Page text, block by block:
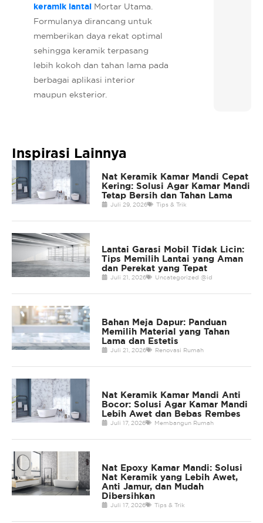
keramik lantaiMortar Utama.
Formulanya dirancang untuk
memberikan daya rekat optimal
sehingga keramik terpasang
lebih kokoh dan tahan lama pada
berbagai aplikasi interior
maupun eksterior.
Inspirasi Lainnya
Nat Keramik Kamar Mandi Cepat
Kering: Solusi Agar Kamar Mandi
Tetap Bersih dan Tahan Lama
Juli 29, 2026 Tips & Trik
Lantai Garasi Mobil Tidak Licin:
Tips Memilih Lantai yang Aman
dan Perekat yang Tepat
Juli 21, 2026 Uncategorized @id
Bahan Meja Dapur: Panduan
Memilih Material yang Tahan
Lama dan Estetis
Juli 21, 2026 Renovasi Rumah
Nat Keramik Kamar Mandi Anti
Bocor: Solusi Agar Kamar Mandi
Lebih Awet dan Bebas Rembes
Juli 17, 2026 Membangun Rumah
Nat Epoxy Kamar Mandi: Solusi
Nat Keramik yang Lebih Awet,
Anti Jamur, dan Mudah
Dibersihkan
Juli 17, 2026 Tips & Trik